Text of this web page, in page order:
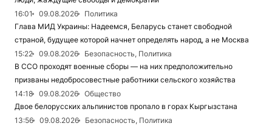
16:01
09.08.2026
Политика
Глава МИД Украины: Надеемся, Беларусь станет свободной
страной, будущее которой начнет определять народ, а не Москва
15:22
09.08.2026
Безопасность, Политика
В ССО проходят военные сборы — на них предположительно
призваны недобросовестные работники сельского хозяйства
14:18
09.08.2026
Общество
Двое белорусских альпинистов пропало в горах Кыргызстана
13:56
09.08.2026
Безопасность, Политика